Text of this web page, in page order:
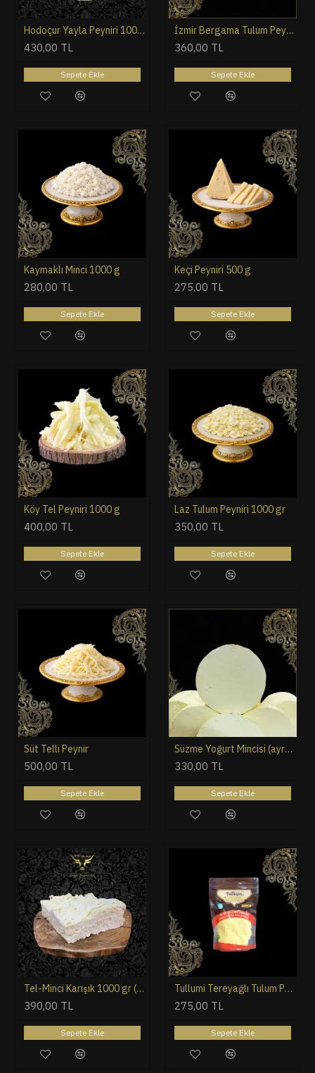
Hodoçur Yayla Peyniri 1000 g (İnce Pelit)
430,00 TL
Sepete Ekle
İzmir Bergama Tulum Peyniri 400 gr - 450 gr
360,00 TL
Sepete Ekle
Kaymaklı Minci 1000 g
280,00 TL
Sepete Ekle
Keçi Peyniri 500 g
275,00 TL
Sepete Ekle
Köy Tel Peyniri 1000 g
400,00 TL
Sepete Ekle
Laz Tulum Peyniri 1000 gr
350,00 TL
Sepete Ekle
Süt Telli Peynir
500,00 TL
Sepete Ekle
Süzme Yoğurt Mincisi (ayran mincisi) 850 gr
330,00 TL
Sepete Ekle
Tel-Minci Karışık 1000 gr (ovalı karışık)
390,00 TL
Sepete Ekle
Tullumi Tereyağlı Tulum Peyniri 500 g
275,00 TL
Sepete Ekle